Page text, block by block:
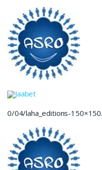
Jaabet
0/04/laha_editions-